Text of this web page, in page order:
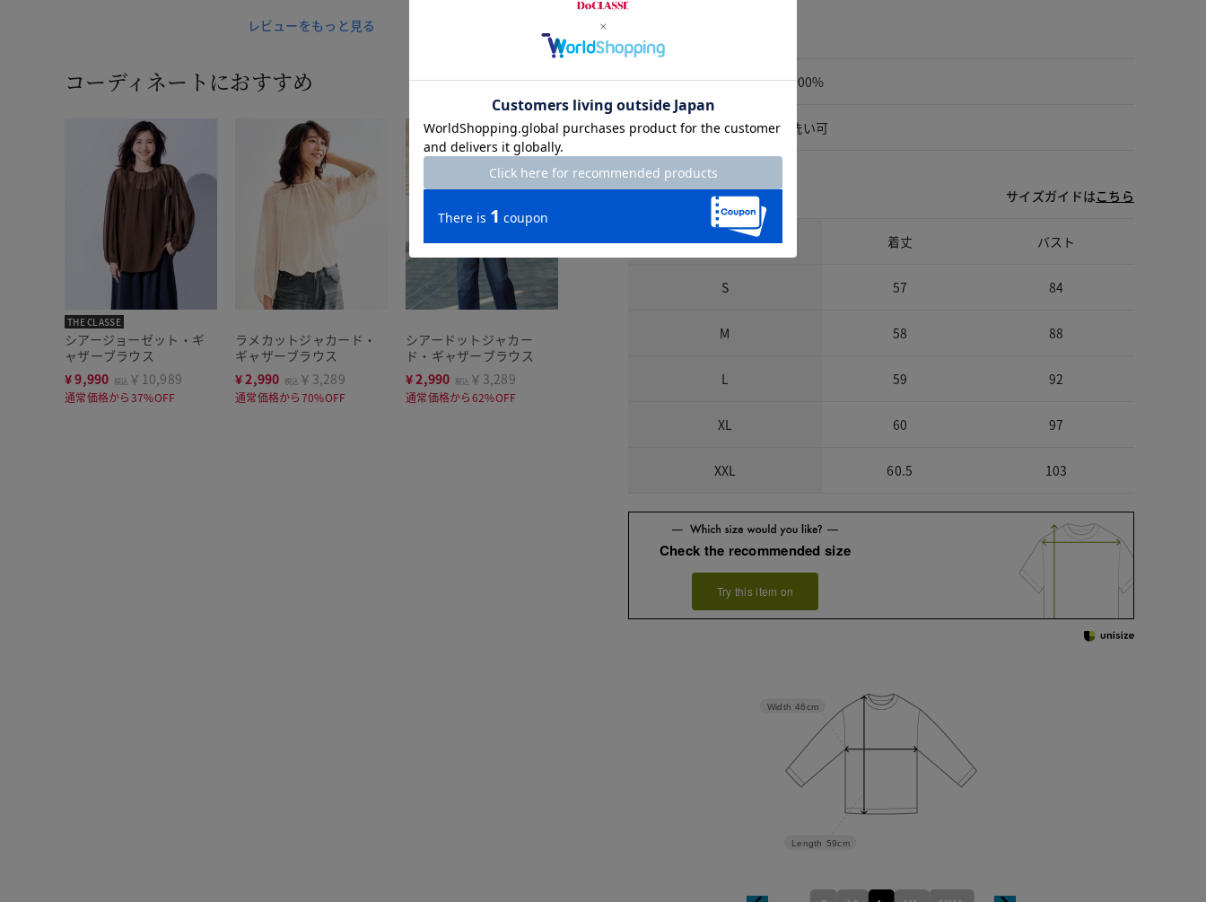
レビューをもっと見る
コーディネートにおすすめ
THE CLASSE
シアージョーゼット・ギ
ャザーブラウス
¥9,990 税込 ￥10,989
通常価格から37%OFF
ラメカットジャカード・
ギャザーブラウス
¥2,990 税込 ￥3,289
通常価格から70%OFF
シアードットジャカー
ド・ギャザーブラウス
¥2,990 税込 ￥3,289
通常価格から62%OFF
素材
素材 綿100%
洗濯表示 手洗い可
サイズ詳細 サイズガイドはこちら
サイズ 着丈 バスト
S 57 84
M 58 88
L 59 92
XL 60 97
XXL 60.5 103
Check the recommended size
Try this item on
Length 59cm
Width 46cm